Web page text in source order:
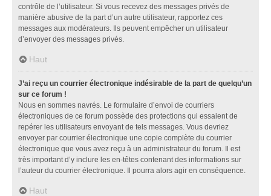
contrôle de l’utilisateur. Si vous recevez des messages privés de
manière abusive de la part d’un autre utilisateur, rapportez ces
messages aux modérateurs. Ils peuvent empêcher un utilisateur
d’envoyer des messages privés.
Haut
J’ai reçu un courrier électronique indésirable de la part de quelqu’un
sur ce forum !
Nous en sommes navrés. Le formulaire d’envoi de courriers
électroniques de ce forum possède des protections qui essaient de
repérer les utilisateurs envoyant de tels messages. Vous devriez
envoyer par courrier électronique une copie complète du courrier
électronique que vous avez reçu à un administrateur du forum. Il est
très important d’y inclure les en-têtes contenant des informations sur
l’auteur du courrier électronique. Il pourra alors agir en conséquence.
Haut